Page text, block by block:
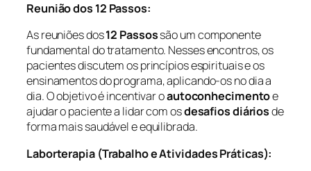
Reunião dos 12 Passos:
As reuniões dos12 Passossão um componente
fundamental do tratamento. Nesses encontros, os
pacientes discutem os princípios espirituais e os
ensinamentos do programa, aplicando-os no dia a
dia. O objetivo é incentivar oautoconhecimentoe
ajudar o paciente a lidar com osdesafios diáriosde
forma mais saudável e equilibrada.
Laborterapia (Trabalho e Atividades Práticas):